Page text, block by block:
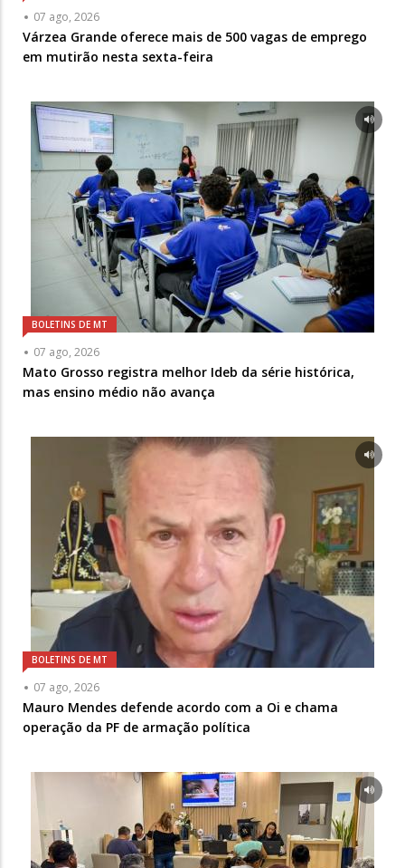
07 ago, 2026
Várzea Grande oferece mais de 500 vagas de emprego
em mutirão nesta sexta-feira
BOLETINS DE MT
07 ago, 2026
Mato Grosso registra melhor Ideb da série histórica,
mas ensino médio não avança
BOLETINS DE MT
07 ago, 2026
Mauro Mendes defende acordo com a Oi e chama
operação da PF de armação política